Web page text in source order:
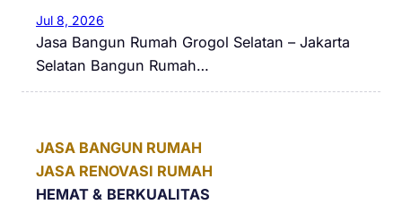
Jul 8, 2026
Jasa Bangun Rumah Grogol Selatan – Jakarta
Selatan Bangun Rumah…
JASA BANGUN RUMAH
JASA RENOVASI RUMAH
HEMAT & BERKUALITAS